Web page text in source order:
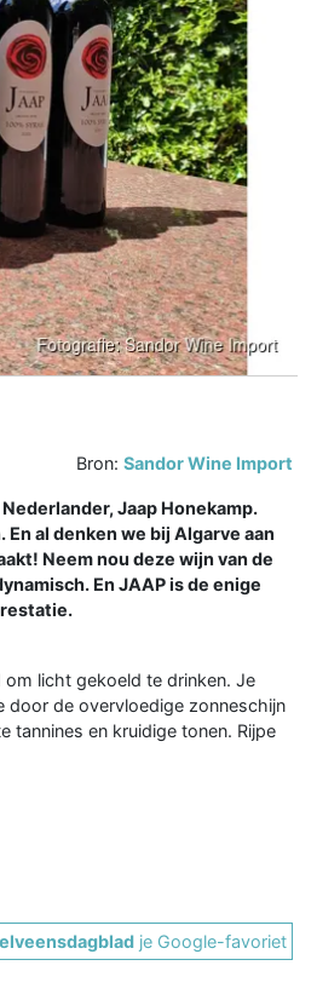
Bron:Sandor Wine Import
Jaap Honekamp.
al denken we bij Algarve aan
Neem nou deze wijn van de
En JAAP is de enige
licht gekoeld te drinken. Je
door de overvloedige zonneschijn
tannines en kruidige tonen. Rijpe
je Google-favoriet